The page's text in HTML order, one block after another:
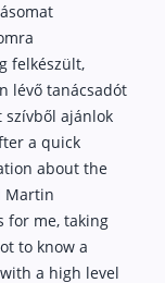
felkészült,
lévő tanácsadót
szívből ajánlok
a quick
about the
Martin
for me, taking
to know a
a high level